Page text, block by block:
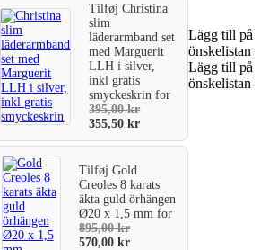
TilføjChristina
slim
läderarmband set
med Marguerit
LLH i silver,
inkl gratis
smyckeskrinfor
395,00kr
355,50kr
TilføjGold
Creoles 8 karats
äkta guld örhängen
Ø20 x 1,5 mmfor
895,00kr
570,00kr
Lägg till på
önskelistan
Lägg till på
önskelistan